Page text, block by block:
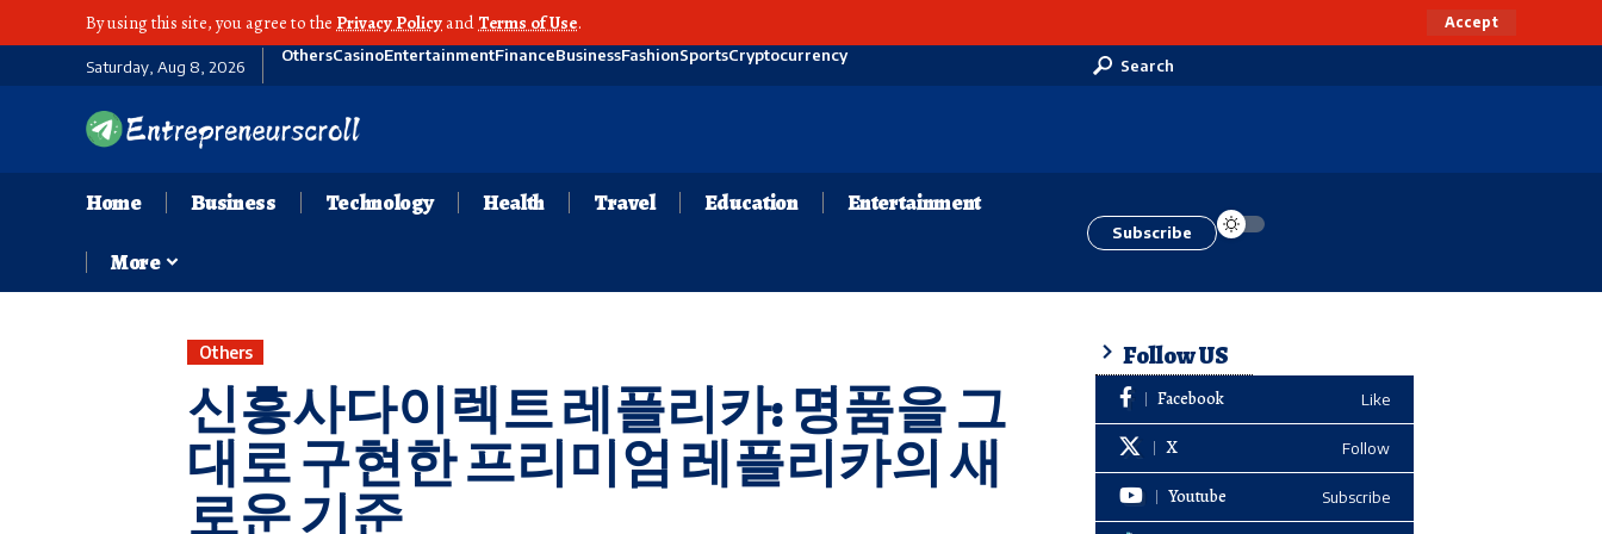
By using this site, you agree to the Privacy Policy andTerms of Use. Accept
Saturday, Aug 8, 2026
OthersCasinoEntertainmentFinanceBusinessFashionSportsCryptocurrency
Search
Home Business Technology Health Travel Education Entertainment
More
Subscribe
Others
신흥사다이렉트 레플리카: 명품을 그
대로 구현한 프리미엄 레플리카의 새
로운 기준
Follow US
Facebook Like
X Follow
Youtube Subscribe